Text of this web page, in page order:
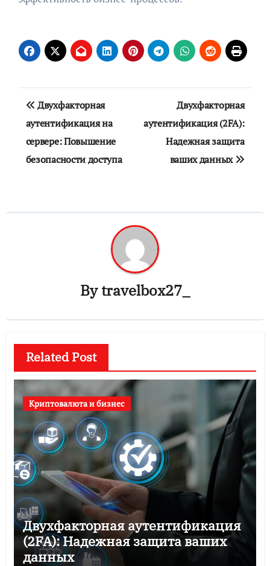
Навигация
по
записям
Двухфакторная
аутентификация на
сервере: Повышение
безопасности доступа
Двухфакторная
аутентификация (2FA):
Надежная защита
ваших данных
Bytravelbox27_
Related Post
Криптовалюта и бизнес
Двухфакторная аутентификация
(2FA): Надежная защита ваших
данных